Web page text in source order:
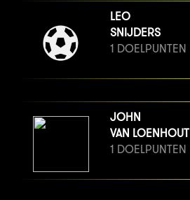
LEO
SNIJDERS
1 DOELPUNTEN
JOHN
VAN LOENHOUT
1 DOELPUNTEN